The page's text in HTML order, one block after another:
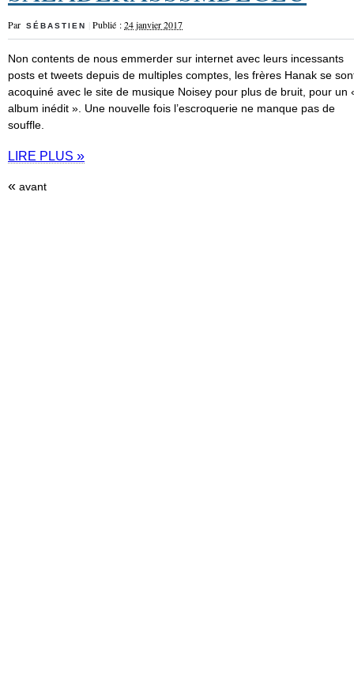
Par SÉBASTIEN |Publié :24 janvier 2017
Non contents de nous emmerder sur internet avec leurs incessants
posts et tweets depuis de multiples comptes, les frères Hanak se
acoquiné avec le site de musique Noisey pour plus de bruit, pour un
album inédit ». Une nouvelle fois l’escroquerie ne manque pas de
souffle.
LIRE PLUS »
« avant